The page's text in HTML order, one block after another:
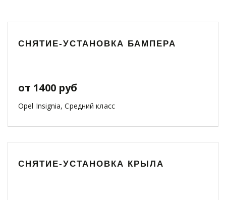
СНЯТИЕ-УСТАНОВКА БАМПЕРА
от 1400 руб
Opel Insignia, Средний класс
СНЯТИЕ-УСТАНОВКА КРЫЛА